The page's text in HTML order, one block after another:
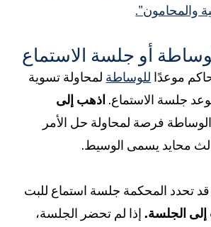
أو جلسة الاستماع
موعدًاللوساطةلمحاولة تسوية
جلسة الاستماع.اذهب إلى
فرصة لمحاولة حل الأمر
يسمى الوسيط.
تحدد المحكمة جلسة استماع للبت
الجلسة.إذا لم تحضر الجلسة،